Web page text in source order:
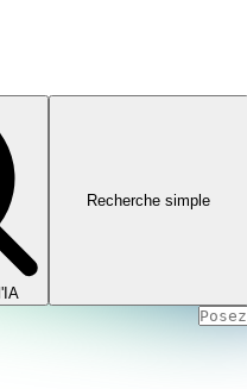
Recherche simple